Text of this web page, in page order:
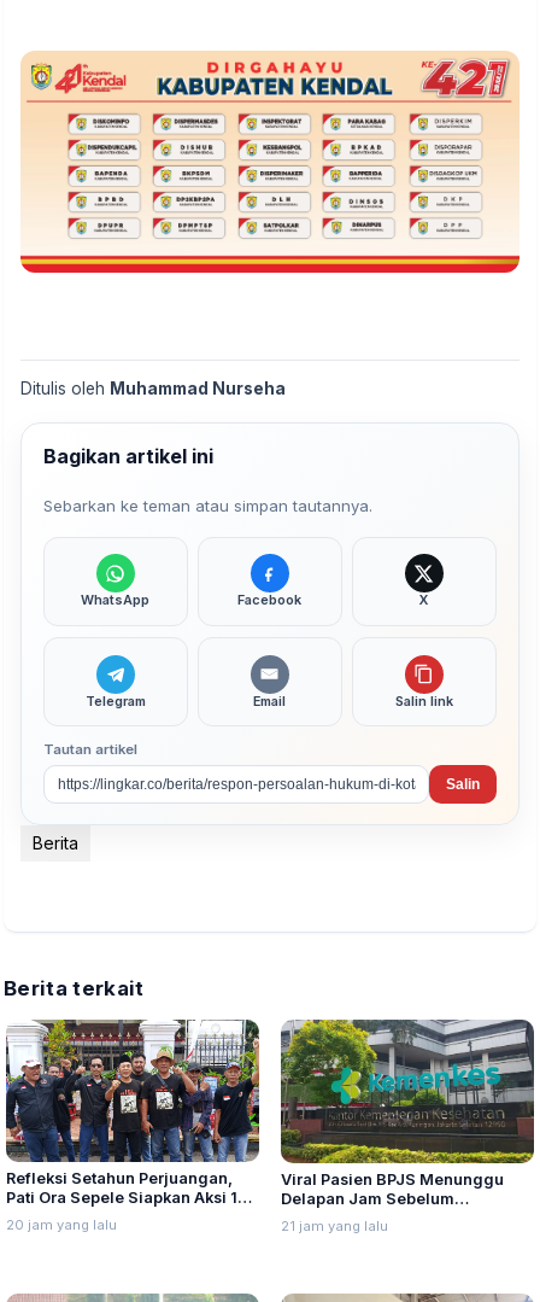
Ditulis oleh Muhammad Nurseha
Bagikan artikel ini
Sebarkan ke teman atau simpan tautannya.
WhatsApp Facebook X
Telegram Email Salin link
Tautan artikel
Salin
Berita
Berita terkait
Refleksi Setahun Perjuangan,
Pati Ora Sepele Siapkan Aksi 10–
13 Agustus
20 jam yang lalu
Viral Pasien BPJS Menunggu
Delapan Jam Sebelum
Meninggal, Ini Penjelasan
Kemenkes
21 jam yang lalu